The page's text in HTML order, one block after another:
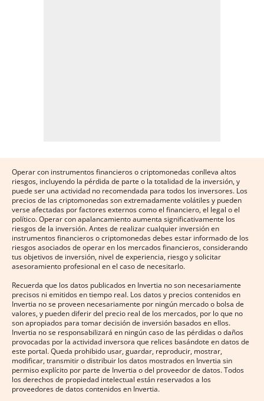
Operar con instrumentos financieros o criptomonedas conlleva altos
riesgos, incluyendo la pérdida de parte o la totalidad de la inversión, y
puede ser una actividad no recomendada para todos los inversores. Los
precios de las criptomonedas son extremadamente volátiles y pueden
verse afectadas por factores externos como el financiero, el legal o el
político. Operar con apalancamiento aumenta significativamente los
riesgos de la inversión. Antes de realizar cualquier inversión en
instrumentos financieros o criptomonedas debes estar informado de los
riesgos asociados de operar en los mercados financieros, considerando
tus objetivos de inversión, nivel de experiencia, riesgo y solicitar
asesoramiento profesional en el caso de necesitarlo.
Recuerda que los datos publicados en Invertia no son necesariamente
precisos ni emitidos en tiempo real. Los datos y precios contenidos en
Invertia no se proveen necesariamente por ningún mercado o bolsa de
valores, y pueden diferir del precio real de los mercados, por lo que no
son apropiados para tomar decisión de inversión basados en ellos.
Invertia no se responsabilizará en ningún caso de las pérdidas o daños
provocadas por la actividad inversora que relices basándote en datos de
este portal. Queda prohibido usar, guardar, reproducir, mostrar,
modificar, transmitir o distribuir los datos mostrados en Invertia sin
permiso explícito por parte de Invertia o del proveedor de datos. Todos
los derechos de propiedad intelectual están reservados a los
proveedores de datos contenidos en Invertia.